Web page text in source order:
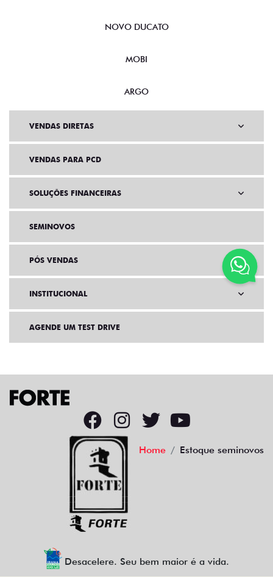
NOVO DUCATO
MOBI
ARGO
VENDAS DIRETAS
VENDAS PARA PCD
SOLUÇÕES FINANCEIRAS
SEMINOVOS
PÓS VENDAS
INSTITUCIONAL
AGENDE UM TEST DRIVE
Home Estoque seminovos
Desacelere. Seu bem maior é a vida.